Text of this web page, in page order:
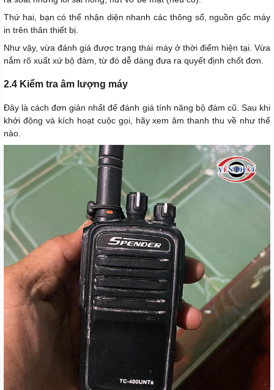
Thứ hai, bạn có thể nhận diện nhanh các thông số, nguồn gốc máy
in trên thân thiết bị.
Như vậy, vừa đánh giá được trạng thái máy ở thời điểm hiện tại. Vừa
nắm rõ xuất xứ bộ đàm, từ đó dễ dàng đưa ra quyết định chốt đơn.
2.4 Kiểm tra âm lượng máy
Đây là cách đơn giản nhất để đánh giá tính năng bộ đàm cũ. Sau khi
khởi động và kích hoạt cuộc gọi, hãy xem âm thanh thu về như thế
nào.